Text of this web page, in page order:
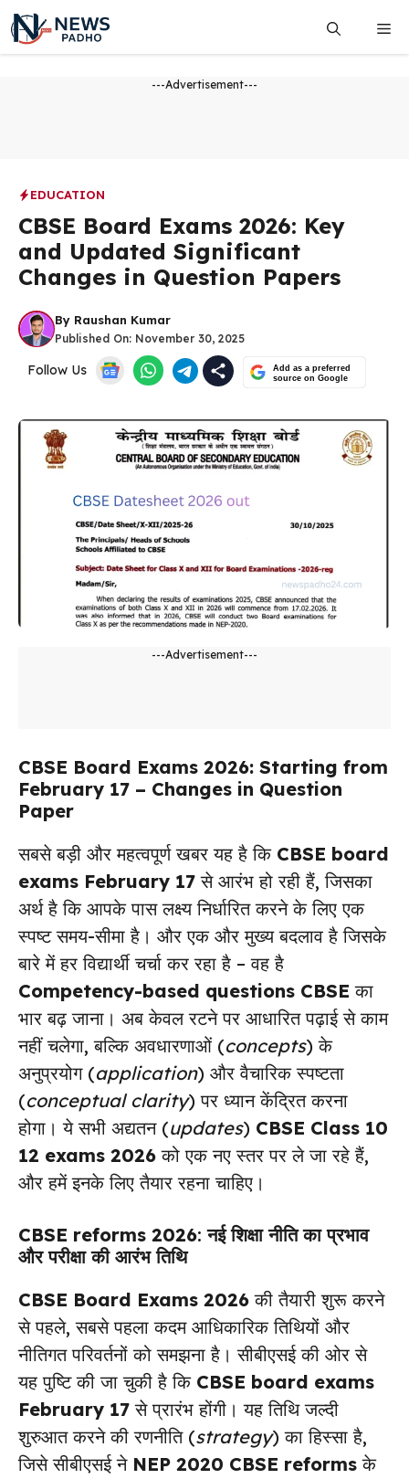
Skip
to
content
---Advertisement---
EDUCATION
CBSE Board Exams 2026: Key
and Updated Significant
Changes in Question Papers
By Raushan Kumar
Published On: November 30, 2025
Follow Us
Add as a preferred
source on Google
---Advertisement---
CBSE Board Exams 2026: Starting from
February 17 – Changes in Question
Paper
सबसे बड़ी और महत्वपूर्ण खबर यह है कि CBSE board
exams February 17 से आरंभ हो रही हैं, जिसका
अर्थ है कि आपके पास लक्ष्य निर्धारित करने के लिए एक
स्पष्ट समय-सीमा है। और एक और मुख्य बदलाव है जिसके
बारे में हर विद्यार्थी चर्चा कर रहा है – वह है
Competency-based questions CBSE का
भार बढ़ जाना। अब केवल रटने पर आधारित पढ़ाई से काम
नहीं चलेगा, बल्कि अवधारणाओं (concepts) के
अनुप्रयोग (application) और वैचारिक स्पष्टता
(conceptual clarity) पर ध्यान केंद्रित करना
होगा। ये सभी अद्यतन (updates) CBSE Class 10
12 exams 2026 को एक नए स्तर पर ले जा रहे हैं,
और हमें इनके लिए तैयार रहना चाहिए।
CBSE reforms 2026: नई शिक्षा नीति का प्रभाव
और परीक्षा की आरंभ तिथि
CBSE Board Exams 2026 की तैयारी शुरू करने
से पहले, सबसे पहला कदम आधिकारिक तिथियों और
नीतिगत परिवर्तनों को समझना है। सीबीएसई की ओर से
यह पुष्टि की जा चुकी है कि CBSE board exams
February 17 से प्रारंभ होंगी। यह तिथि जल्दी
शुरुआत करने की रणनीति (strategy) का हिस्सा है,
जिसे सीबीएसई ने NEP 2020 CBSE reforms के